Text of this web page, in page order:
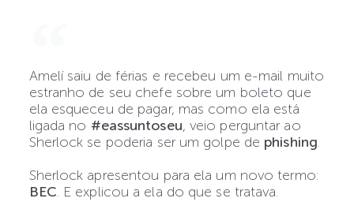
Amelí saiu de férias e recebeu um e-mail muito
estranho de seu chefe sobre um boleto que
ela esqueceu de pagar, mas como ela está
ligada no #eassuntoseu, veio perguntar ao
Sherlock se poderia ser um golpe de phishing.
Sherlock apresentou para ela um novo termo:
BEC. E explicou a ela do que se tratava.